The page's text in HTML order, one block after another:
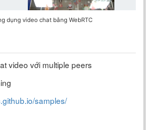
dụng video chat bằng WebRTC
video với multiple peers
samples/